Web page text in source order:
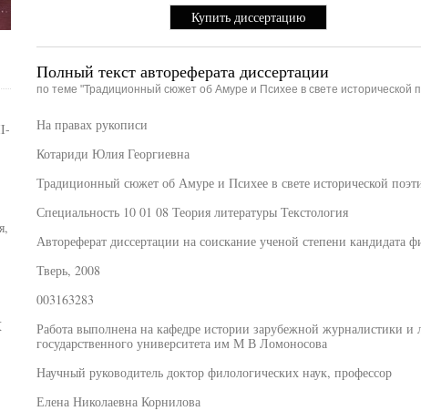
Купить диссертацию
Полный текст автореферата диссертации
по теме "Традиционный сюжет об Амуре и Психее в свете исторической
На правах рукописи
Котариди Юлия Георгиевна
Традиционный сюжет об Амуре и Психее в свете исторической
Специальность 10 01 08 Теория литературы Текстология
Автореферат диссертации на соискание ученой степени кандидата
Тверь, 2008
003163283
Работа выполнена на кафедре истории зарубежной журналистики и
государственного университета им М В Ломоносова
Научный руководитель доктор филологических наук, профессор
Елена Николаевна Корнилова